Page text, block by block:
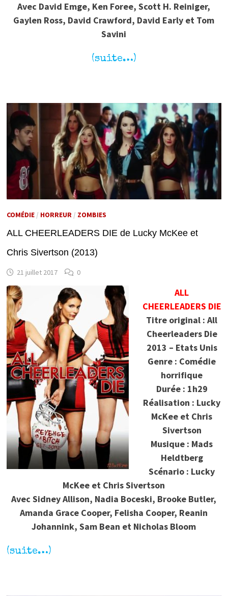
Avec David Emge, Ken Foree, Scott H. Reiniger,
Gaylen Ross, David Crawford, David Early et Tom
Savini
(suite…)
COMÉDIE/ HORREUR/ ZOMBIES
ALL CHEERLEADERS DIE de Lucky McKee et
Chris Sivertson (2013)
21 juillet 2017 0
ALL
CHEERLEADERS DIE
Titre original : All
Cheerleaders Die
2013 – Etats Unis
Genre : Comédie
horrifique
Durée : 1h29
Réalisation : Lucky
McKee et Chris
Sivertson
Musique : Mads
Heldtberg
Scénario : Lucky
McKee et Chris Sivertson
Avec Sidney Allison, Nadia Boceski, Brooke Butler,
Amanda Grace Cooper, Felisha Cooper, Reanin
Johannink, Sam Bean et Nicholas Bloom
(suite…)